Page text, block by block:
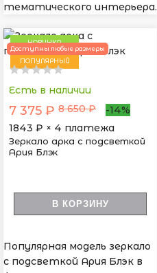
тематического интерьера.
НОВИНКА
ПОПУЛЯРНЫЙ
Доступны любые размеры
Есть в наличии
7 375 ₽ 8 650 ₽
-14%
1843 ₽ × 4 платежа
Зеркало арка с подсветкой
Ария Блэк
В КОРЗИНУ
Популярная модель зеркало
с подсветкой Ария Блэк в